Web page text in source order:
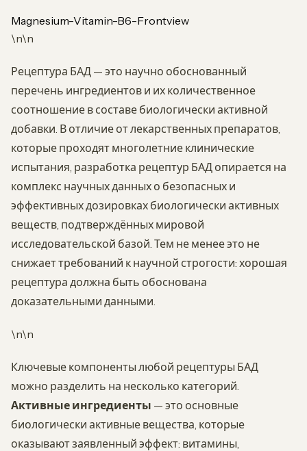
Magnesium-Vitamin-B6-Frontview
\n\n
Рецептура БАД — это научно обоснованный
перечень ингредиентов и их количественное
соотношение в составе биологически активной
добавки. В отличие от лекарственных препаратов,
которые проходят многолетние клинические
испытания, разработка рецептур БАД опирается на
комплекс научных данных о безопасных и
эффективных дозировках биологически активных
веществ, подтверждённых мировой
исследовательской базой. Тем не менее это не
снижает требований к научной строгости: хорошая
рецептура должна быть обоснована
доказательными данными.
\n\n
Ключевые компоненты любой рецептуры БАД
можно разделить на несколько категорий.
Активные ингредиенты — это основные
биологически активные вещества, которые
оказывают заявленный эффект: витамины,